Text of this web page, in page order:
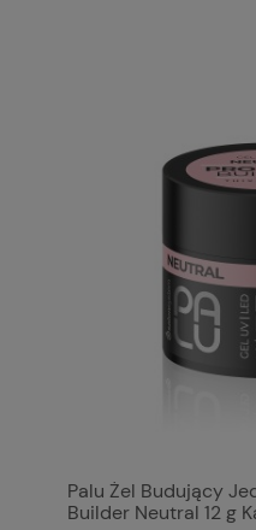
Palu Żel Budujący
Builder Neutral 12 g